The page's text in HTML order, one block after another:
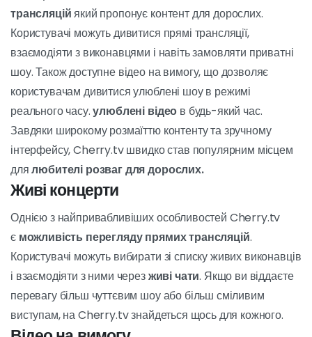
ПЕРЕХОДЬТЕ ДО УГОДИ
Зміст [дисплей] Що таке Cherry.tv?
Cherry.tv - це
платформа для прямих
трансляцій
який пропонує контент для дорослих.
Користувачі можуть дивитися прямі трансляції,
взаємодіяти з виконавцями і навіть замовляти приватні